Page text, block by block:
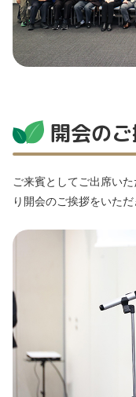
開会の
ご来賓としてご出席い
り開会のご挨拶をいただ